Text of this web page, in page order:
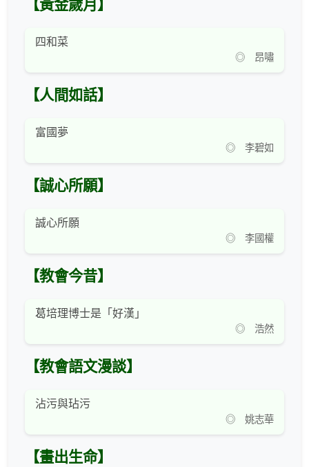
【黃金歲月】
四和菜
◎ 昂嘯
【人間如話】
富國夢
◎ 李碧如
【誠心所願】
誠心所願
◎ 李國權
【教會今昔】
葛培理博士是「好漢」
◎ 浩然
【教會語文漫談】
沾污與玷污
◎ 姚志華
【畫出生命】